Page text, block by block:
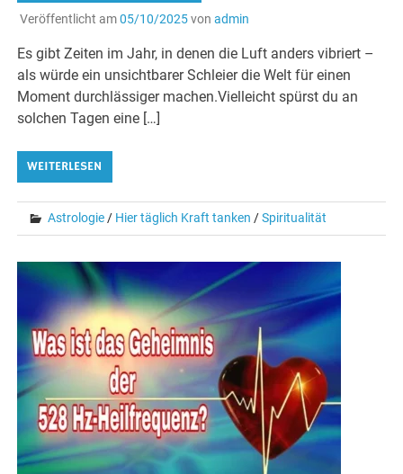
Veröffentlicht am05/10/2025von admin
Es gibt Zeiten im Jahr, in denen die Luft anders vibriert –
als würde ein unsichtbarer Schleier die Welt für einen
Moment durchlässiger machen.Vielleicht spürst du an
solchen Tagen eine […]
WEITERLESEN
Astrologie / Hier täglich Kraft tanken /Spiritualität